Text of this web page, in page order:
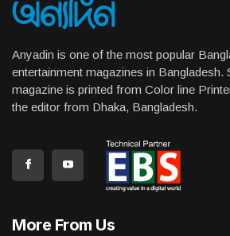
Anyadin is one of the most popular
entertainment magazines in Bangladesh.
magazine is printed from Color line
the editor from Dhaka, Bangladesh.
More From Us